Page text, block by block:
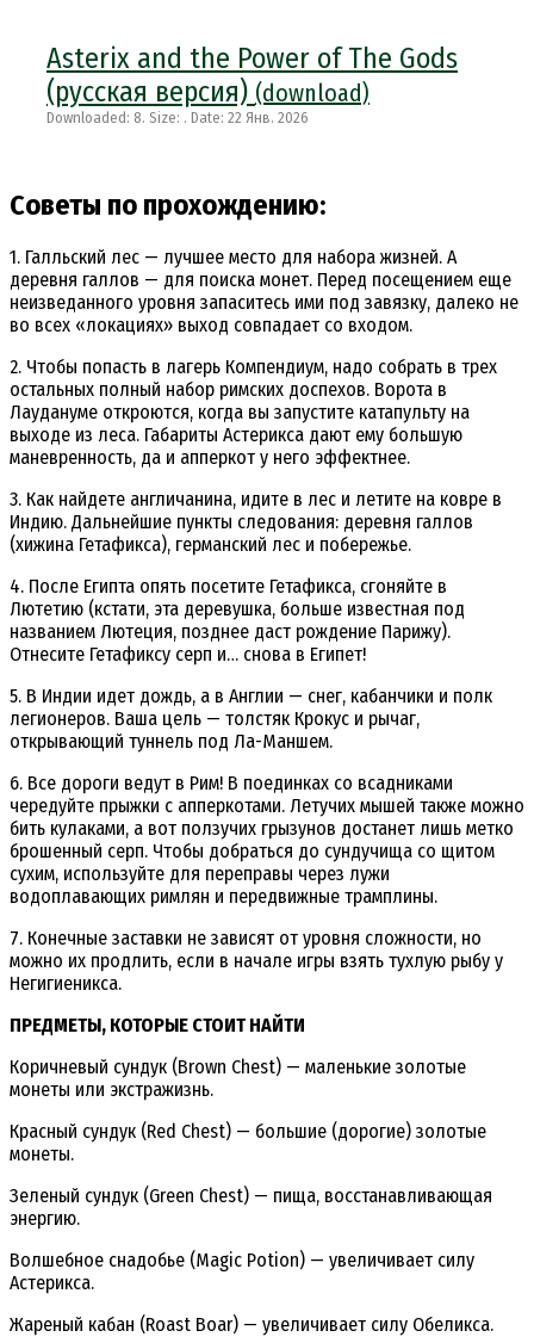
Asterix and the Power of The Gods
(русская версия) (download)
Downloaded: 8. Size: . Date: 22 Янв. 2026
Советы по прохождению:
1. Галльский лес — лучшее место для набора жизней. А
деревня галлов — для поиска монет. Перед посещением еще
неизведанного уровня запаситесь ими под завязку, далеко не
во всех «локациях» выход совпадает со входом.
2. Чтобы попасть в лагерь Компендиум, надо собрать в трех
остальных полный набор римских доспехов. Ворота в
Лаудануме откроются, когда вы запустите катапульту на
выходе из леса. Габариты Астерикса дают ему большую
маневренность, да и апперкот у него эффектнее.
3. Как найдете англичанина, идите в лес и летите на ковре в
Индию. Дальнейшие пункты следования: деревня галлов
(хижина Гетафикса), германский лес и побережье.
4. После Египта опять посетите Гетафикса, сгоняйте в
Лютетию (кстати, эта деревушка, больше известная под
названием Лютеция, позднее даст рождение Парижу).
Отнесите Гетафиксу серп и… снова в Египет!
5. В Индии идет дождь, а в Англии — снег, кабанчики и полк
легионеров. Ваша цель — толстяк Крокус и рычаг,
открывающий туннель под Ла-Маншем.
6. Все дороги ведут в Рим! В поединках со всадниками
чередуйте прыжки с апперкотами. Летучих мышей также можно
бить кулаками, а вот ползучих грызунов достанет лишь метко
брошенный серп. Чтобы добраться до сундучища со щитом
сухим, используйте для переправы через лужи
водоплавающих римлян и передвижные трамплины.
7. Конечные заставки не зависят от уровня сложности, но
можно их продлить, если в начале игры взять тухлую рыбу у
Негигиеникса.
ПРЕДМЕТЫ, КОТОРЫЕ СТОИТ НАЙТИ
Коричневый сундук (Brown Chest) — маленькие золотые
монеты или экстражизнь.
Красный сундук (Red Chest) — большие (дорогие) золотые
монеты.
Зеленый сундук (Green Chest) — пища, восстанавливающая
энергию.
Волшебное снадобье (Magic Potion) — увеличивает силу
Астерикса.
Жареный кабан (Roast Boar) — увеличивает силу Обеликса.